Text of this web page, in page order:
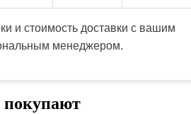
и стоимость доставки с вашим
менеджером.
покупают